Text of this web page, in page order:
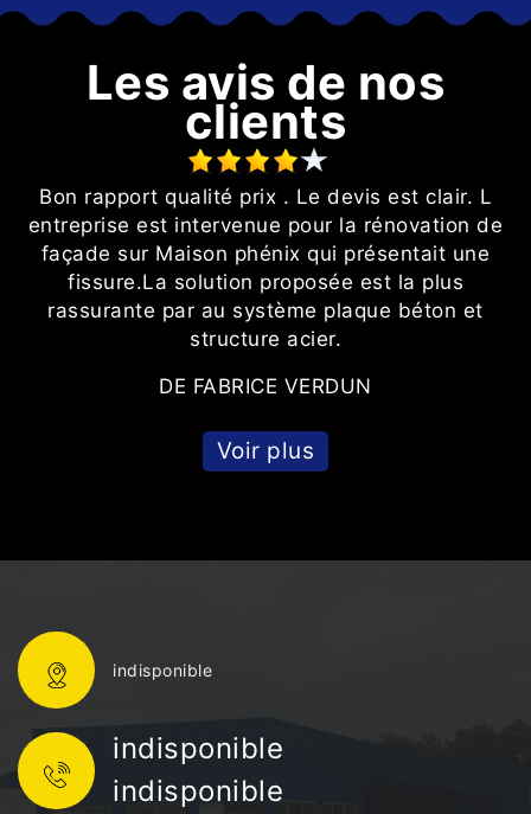
Les avis de nos
clients
Bon rapport qualité prix . Le devis est clair. L
entreprise est intervenue pour la rénovation de
façade sur Maison phénix qui présentait une
fissure.La solution proposée est la plus
rassurante par au système plaque béton et
structure acier.
DE FABRICE VERDUN
Voir plus
indisponible
indisponible
indisponible